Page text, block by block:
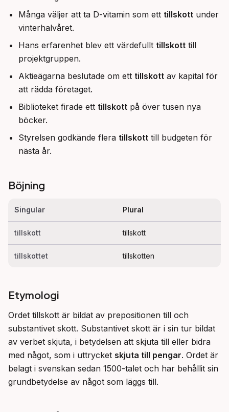
Många väljer att ta D-vitamin som ett tillskott under
vinterhalvåret.
Hans erfarenhet blev ett värdefullt tillskott till
projektgruppen.
Aktieägarna beslutade om ett tillskott av kapital för
att rädda företaget.
Biblioteket firade ett tillskott på över tusen nya
böcker.
Styrelsen godkände flera tillskott till budgeten för
nästa år.
Böjning
Singular Plural
tillskott tillskott
tillskottet tillskotten
Etymologi
Ordet tillskott är bildat av prepositionen till och
substantivet skott. Substantivet skott är i sin tur bildat
av verbet skjuta, i betydelsen att skjuta till eller bidra
med något, som i uttrycket skjuta till pengar. Ordet är
belagt i svenskan sedan 1500-talet och har behållit sin
grundbetydelse av något som läggs till.